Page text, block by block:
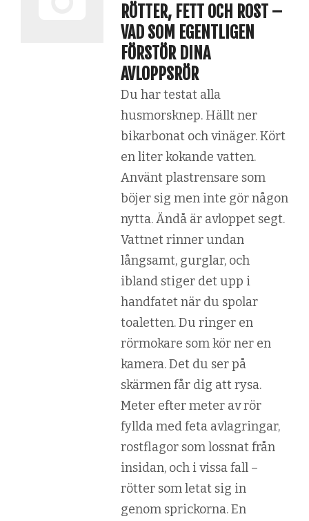
RÖTTER, FETT OCH ROST –
VAD SOM EGENTLIGEN
FÖRSTÖR DINA
AVLOPPSRÖR
Du har testat alla
husmorsknep. Hällt ner
bikarbonat och vinäger. Kört
en liter kokande vatten.
Använt plastrensare som
böjer sig men inte gör någon
nytta. Ändå är avloppet segt.
Vattnet rinner undan
långsamt, gurglar, och
ibland stiger det upp i
handfatet när du spolar
toaletten. Du ringer en
rörmokare som kör ner en
kamera. Det du ser på
skärmen får dig att rysa.
Meter efter meter av rör
fyllda med feta avlagringar,
rostflagor som lossnat från
insidan, och i vissa fall –
rötter som letat sig in
genom sprickorna. En